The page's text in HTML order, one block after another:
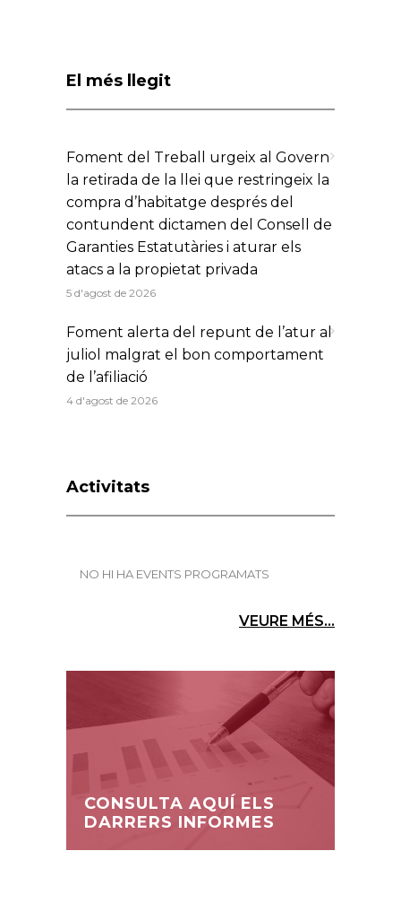
El més llegit
Foment del Treball urgeix al Govern
la retirada de la llei que restringeix la
compra d’habitatge després del
contundent dictamen del Consell de
Garanties Estatutàries i aturar els
atacs a la propietat privada
5 d'agost de 2026
Foment alerta del repunt de l’atur al
juliol malgrat el bon comportament
de l’afiliació
4 d'agost de 2026
Activitats
NO HI HA EVENTS PROGRAMATS
VEURE MÉS...
CONSULTA AQUÍ ELS
DARRERS INFORMES